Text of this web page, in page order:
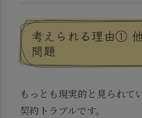
考えられる理由①
問題
もっとも現実的と見られて
契約トラブルです。